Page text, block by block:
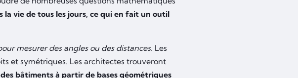
la vie de tous les jours, ce qui en fait un outil
mesurer des angles ou des distances. Les
et symétriques. Les architectes trouveront
bâtiments à partir de bases géométriques